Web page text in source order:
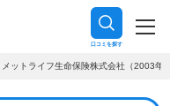
口コミを探す
メットライフ生命保険株式会社（2003